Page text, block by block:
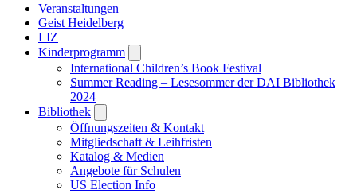
Veranstaltungen
Geist Heidelberg
LIZ
Kinderprogramm
submenu
International Children’s Book Festival
Summer Reading – Lesesommer der DAI Bibliothek
2024
Bibliothek
submenu
Öffnungszeiten & Kontakt
Mitgliedschaft & Leihfristen
Katalog & Medien
Angebote für Schulen
US Election Info